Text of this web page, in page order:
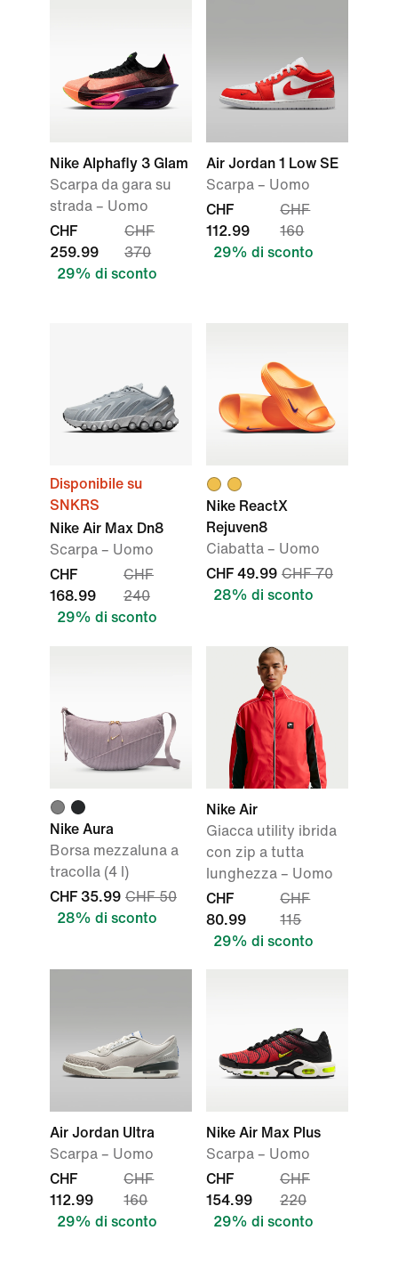
Nike Alphafly 3 Glam
Scarpa da gara su
strada – Uomo
CHF
259.99
CHF
370
29% di sconto
Air Jordan 1 Low SE
Scarpa – Uomo
CHF
112.99
CHF
160
29% di sconto
Disponibile su
SNKRS
Nike Air Max Dn8
Scarpa – Uomo
CHF
168.99
CHF
240
29% di sconto
Nike ReactX
Rejuven8
Ciabatta – Uomo
CHF 49.99 CHF 70
28% di sconto
Nike Aura
Borsa mezzaluna a
tracolla (4 l)
CHF 35.99 CHF 50
28% di sconto
Nike Air
Giacca utility ibrida
con zip a tutta
lunghezza – Uomo
CHF
80.99
CHF
115
29% di sconto
Air Jordan Ultra
Scarpa – Uomo
CHF
112.99
CHF
160
29% di sconto
Nike Air Max Plus
Scarpa – Uomo
CHF
154.99
CHF
220
29% di sconto